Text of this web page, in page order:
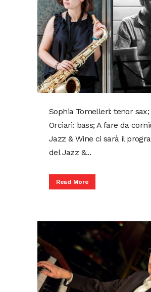
Sophia Tomelleri: tenor sax;
Orciari: bass; A fare da
Jazz & Wine ci sarà il
del Jazz &...
Read More